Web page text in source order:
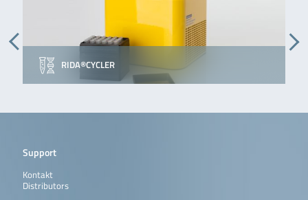
RIDA®CYCLER
Support
Kontakt
Distributors